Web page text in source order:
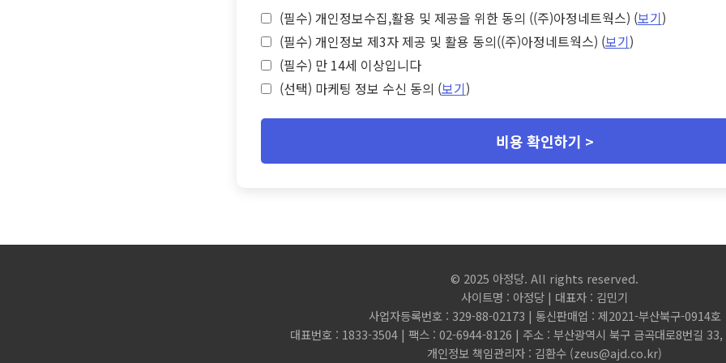
(필수) 개인정보수집,활용 및 제공을 위한 동의 ((주)아정네트웍스) (보기)
(필수) 개인정보 제3자 제공 및 활용 동의((주)아정네트웍스) (보기)
(필수) 만 14세 이상입니다
(선택) 마케팅 정보 수신 동의 (보기)
비용 확인하기 >
© 2025 아정당. All rights reserved.
사이트명 : 아정당 | 대표자 : 김민기
사업자등록번호 : 329-88-02173 | 통신판매업 : 제2021-부산북구-0914호
대표번호 : 1833-3504 | 팩스 : 02-6944-8126 | 주소 : 부산광역시 북구 금곡대로8번길 33,
개인정보 책임관리자 : 김환수 (zeus@ajd.co.kr)